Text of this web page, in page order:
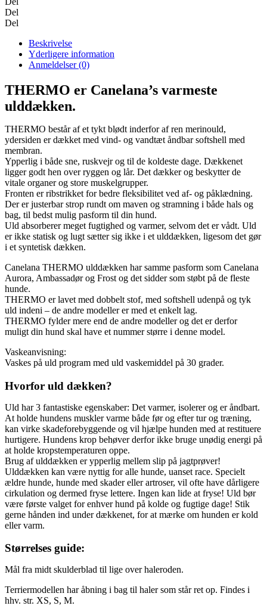
Del
Del
Beskrivelse
Yderligere information
Anmeldelser (0)
THERMO er Canelana’s varmeste
ulddækken.
THERMO består af et tykt blødt inderfor af ren merinould,
ydersiden er dækket med vind- og vandtæt åndbar softshell med
membran.
Ypperlig i både sne, ruskvejr og til de koldeste dage. Dækkenet
ligger godt hen over ryggen og lår. Det dækker og beskytter de
vitale organer og store muskelgrupper.
Fronten er ribstrikket for bedre fleksibilitet ved af- og påklædning.
Der er justerbar strop rundt om maven og stramning i både hals og
bag, til bedst mulig pasform til din hund.
Uld absorberer meget fugtighed og varmer, selvom det er vådt. Uld
er ikke statisk og lugt sætter sig ikke i et ulddækken, ligesom det gør
i et syntetisk dækken.
Canelana THERMO ulddækken har samme pasform som Canelana
Aurora, Ambassadør og Frost og det sidder som støbt på de fleste
hunde.
THERMO er lavet med dobbelt stof, med softshell udenpå og tyk
uld indeni – de andre modeller er med et enkelt lag.
THERMO fylder mere end de andre modeller og det er derfor
muligt din hund skal have et nummer større i denne model.
Vaskeanvisning:
Vaskes på uld program med uld vaskemiddel på 30 grader.
Hvorfor uld dækken?
Uld har 3 fantastiske egenskaber: Det varmer, isolerer og er åndbart.
At holde hundens muskler varme både før og efter tur og træning,
kan virke skadeforebyggende og vil hjælpe hunden med at restituere
hurtigere. Hundens krop behøver derfor ikke bruge unødig energi på
at holde kropstemperaturen oppe.
Brug af ulddækken er ypperlig mellem slip på jagtprøver!
Ulddækken kan være nyttig for alle hunde, uanset race. Specielt
ældre hunde, hunde med skader eller artroser, vil ofte have dårligere
cirkulation og dermed fryse lettere. Ingen kan lide at fryse! Uld bør
være første valget for enhver hund på kolde og fugtige dage! Stik
gerne hånden ind under dækkenet, for at mærke om hunden er kold
eller varm.
Størrelses guide:
Mål fra midt skulderblad til lige over haleroden.
Terriermodellen har åbning i bag til haler som står ret op. Findes i
hhv. str. XS, S, M.